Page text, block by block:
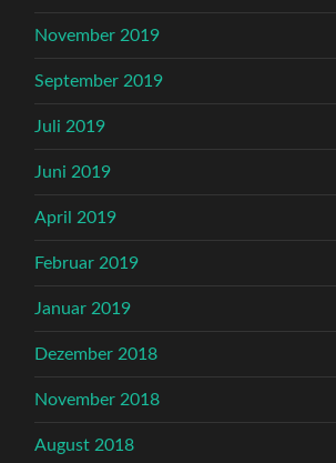
November 2019
September 2019
Juli 2019
Juni 2019
April 2019
Februar 2019
Januar 2019
Dezember 2018
November 2018
August 2018